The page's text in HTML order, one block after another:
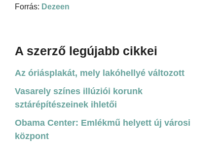
Forrás: Dezeen
A szerző legújabb cikkei
Az óriásplakát, mely lakóhellyé változott
Vasarely színes illúziói korunk
sztárépítészeinek ihletői
Obama Center: Emlékmű helyett új városi
központ